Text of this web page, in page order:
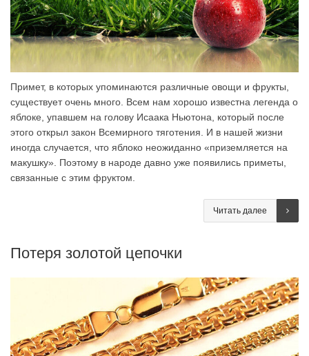
Примет, в которых упоминаются различные овощи и фрукты,
существует очень много. Всем нам хорошо известна легенда о
яблоке, упавшем на голову Исаака Ньютона, который после
этого открыл закон Всемирного тяготения. И в нашей жизни
иногда случается, что яблоко неожиданно «приземляется на
макушку». Поэтому в народе давно уже появились приметы,
связанные с этим фруктом.
Читать далее
Потеря золотой цепочки